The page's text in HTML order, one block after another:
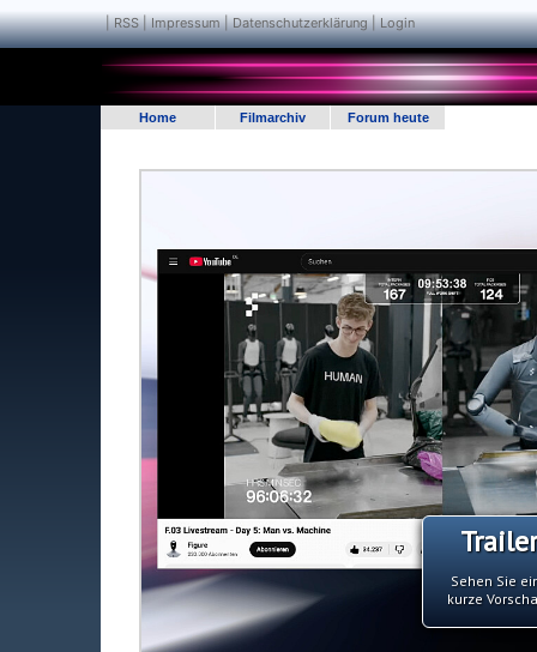
|RSS|Impressum | Datenschutzerklärung|Login
Home Filmarchiv Forum heute
Trailer
Sehen Sie
kurze